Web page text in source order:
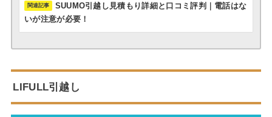
SUUMO引越し見積もり詳細と口コミ評判｜電話はな
いが注意が必要！
LIFULL引越し